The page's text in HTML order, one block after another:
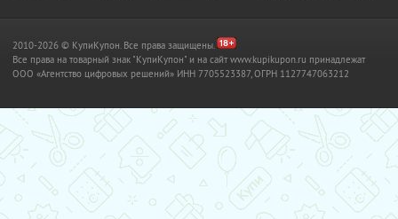
2010-2026 © КупиКупон. Все права защищены.
Все права на товарный знак "КупиКупон" и на сайт www.kupikupon.ru принадлежат
OOO «Агентство цифровых решений» ИНН 7705523387, ОГРН 1127747063212